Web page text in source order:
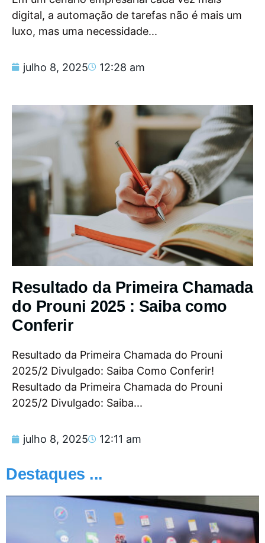
digital, a automação de tarefas não é mais um
luxo, mas uma necessidade...
julho 8, 2025 12:28 am
Resultado da Primeira Chamada
do Prouni 2025 : Saiba como
Conferir
Resultado da Primeira Chamada do Prouni
2025/2 Divulgado: Saiba Como Conferir!
Resultado da Primeira Chamada do Prouni
2025/2 Divulgado: Saiba...
julho 8, 2025 12:11 am
Destaques ...